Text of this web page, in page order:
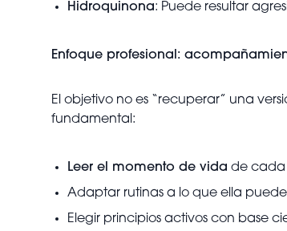
Hidroquinona: Puede resultar
Enfoque profesional:
El objetivo no es “recuperar” una
fundamental:
Leer el momento de vida de cada
Adaptar rutinas a lo que ella puede
Elegir principios activos con base